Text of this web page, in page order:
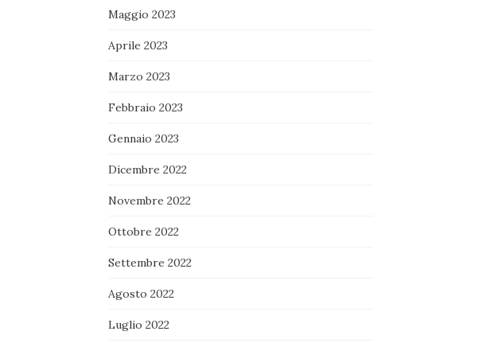
Maggio 2023
Aprile 2023
Marzo 2023
Febbraio 2023
Gennaio 2023
Dicembre 2022
Novembre 2022
Ottobre 2022
Settembre 2022
Agosto 2022
Luglio 2022